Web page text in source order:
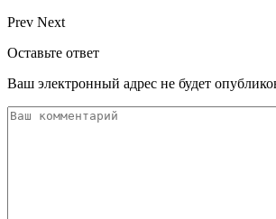
Prev Next
Оставьте ответ
Ваш электронный адрес не будет